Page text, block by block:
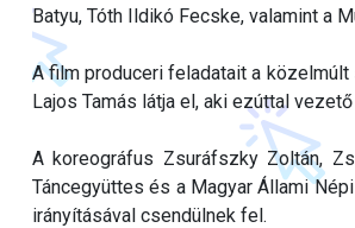
Batyu, Tóth Ildikó Fecske, valamint a
A film produceri feladatait a
Lajos Tamás látja el, aki ezúttal
A koreográfus Zsuráfszky Zoltán,
Táncegyüttes és a Magyar Állami
irányításával csendülnek fel.